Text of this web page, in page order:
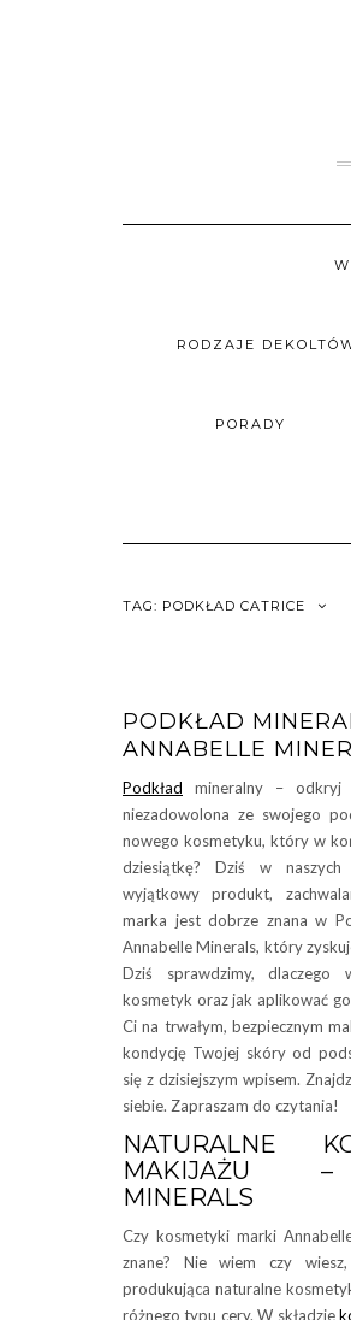
RODZAJE
PORADY
TAG: PODKŁAD CATRICE
PODKŁAD
ANNABELLE
Podkład mineralny – odkryj
niezadowolona ze swojego
nowego kosmetyku, który w
dziesiątkę? Dziś w naszych
wyjątkowy produkt,
marka jest dobrze znana w
Annabelle Minerals, który
Dziś sprawdzimy, dlaczego
kosmetyk oraz jak aplikować
Ci na trwałym, bezpiecznym
kondycję Twojej skóry od
się z dzisiejszym wpisem.
siebie. Zapraszam do czytania!
NATURALNE
MAKIJAŻU –
MINERALS
Czy kosmetyki marki
znane? Nie wiem czy
produkująca naturalne
różnego typu cery. W składzie